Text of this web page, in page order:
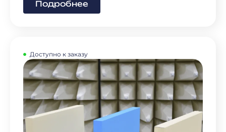
Подробнее
Доступно к заказу